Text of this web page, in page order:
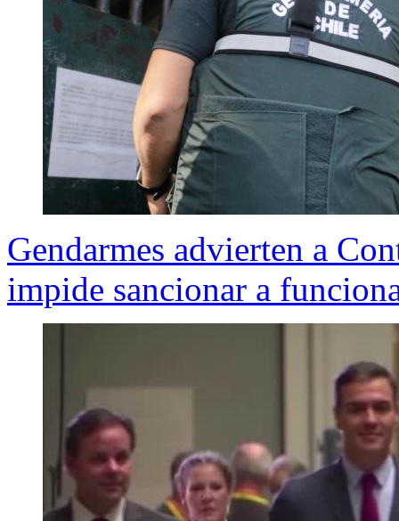
Gendarmes advierten a
impide sancionar a